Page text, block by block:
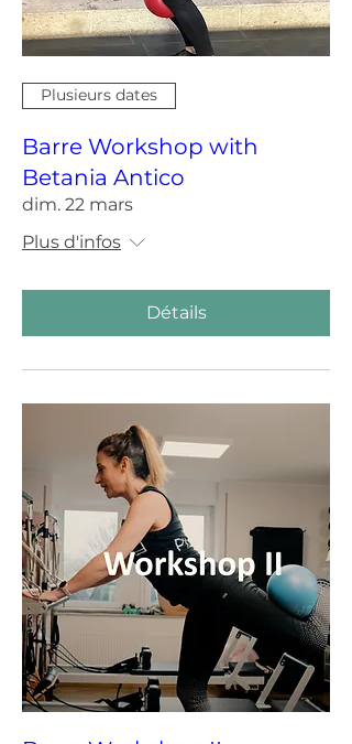
Plusieurs dates
Barre Workshop with
Betania Antico
dim. 22 mars
Plus d'infos
Détails